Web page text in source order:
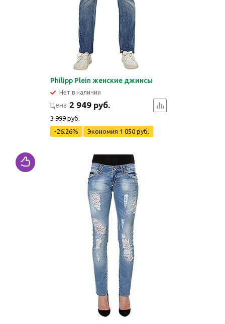
Philipp Plein женские джинсы
Нет в наличии
Цена 2 949 руб.
3 999 руб.
-26.26%
Экономия 1 050 руб.